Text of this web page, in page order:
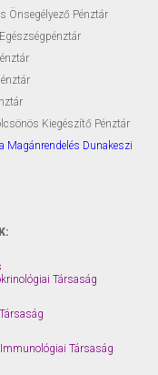
Önsegélyező Pénztár
Kiegészítő Pénztár
Magánrendelés Dunakeszi
Társaság
Társaság